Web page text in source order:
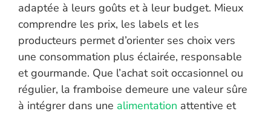
adaptée à leurs goûts et à leur budget. Mieux
comprendre les prix, les labels et les
producteurs permet d’orienter ses choix vers
une consommation plus éclairée, responsable
et gourmande. Que l’achat soit occasionnel ou
régulier, la framboise demeure une valeur sûre
à intégrer dans une alimentation attentive et